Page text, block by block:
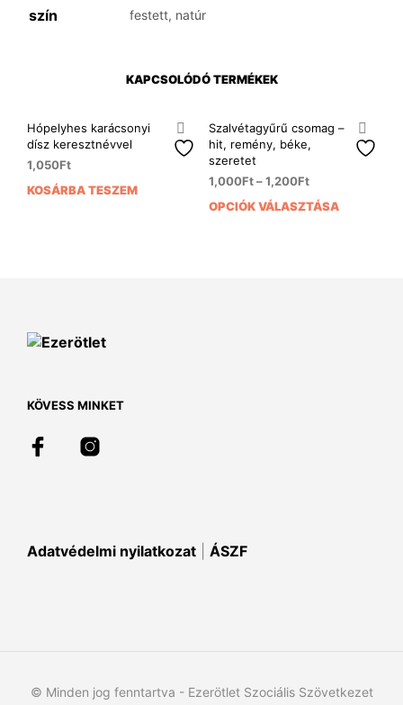
szín festett, natúr
KAPCSOLÓDÓ TERMÉKEK
Hópelyhes karácsonyi
dísz keresztnévvel
1,050Ft
KOSÁRBA TESZEM
Szalvétagyűrű csomag –
hit, remény, béke,
szeretet
1,000Ft–1,200Ft
OPCIÓK VÁLASZTÁSA
KÖVESS MINKET
Adatvédelmi nyilatkozat ÁSZF
© Minden jog fenntartva - Ezerötlet Szociális Szövetkezet